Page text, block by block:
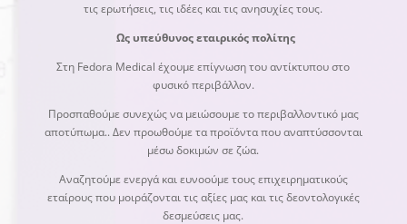
τις ερωτήσεις, τις ιδέες και τις ανησυχίες τους.
Ως υπεύθυνος εταιρικός πολίτης
Στη Fedora Medical έχουμε επίγνωση του αντίκτυπου στο
φυσικό περιβάλλον.
Προσπαθούμε συνεχώς να μειώσουμε το περιβαλλοντικό μας
αποτύπωμα.. Δεν προωθούμε τα προϊόντα που αναπτύσσονται
μέσω δοκιμών σε ζώα.
Αναζητούμε ενεργά και ευνοούμε τους επιχειρηματικούς
εταίρους που μοιράζονται τις αξίες μας και τις δεοντολογικές
δεσμεύσεις μας.